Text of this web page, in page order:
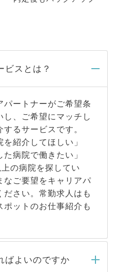
ビスとは？
パートナーがご希望条
、ご希望にマッチし
るサービスです。
を紹介してほしい」
た病院で働きたい」
の病院を探してい
なご要望をキャリアパ
ださい。常勤求人はも
ポットのお仕事紹介も
ばよいのですか